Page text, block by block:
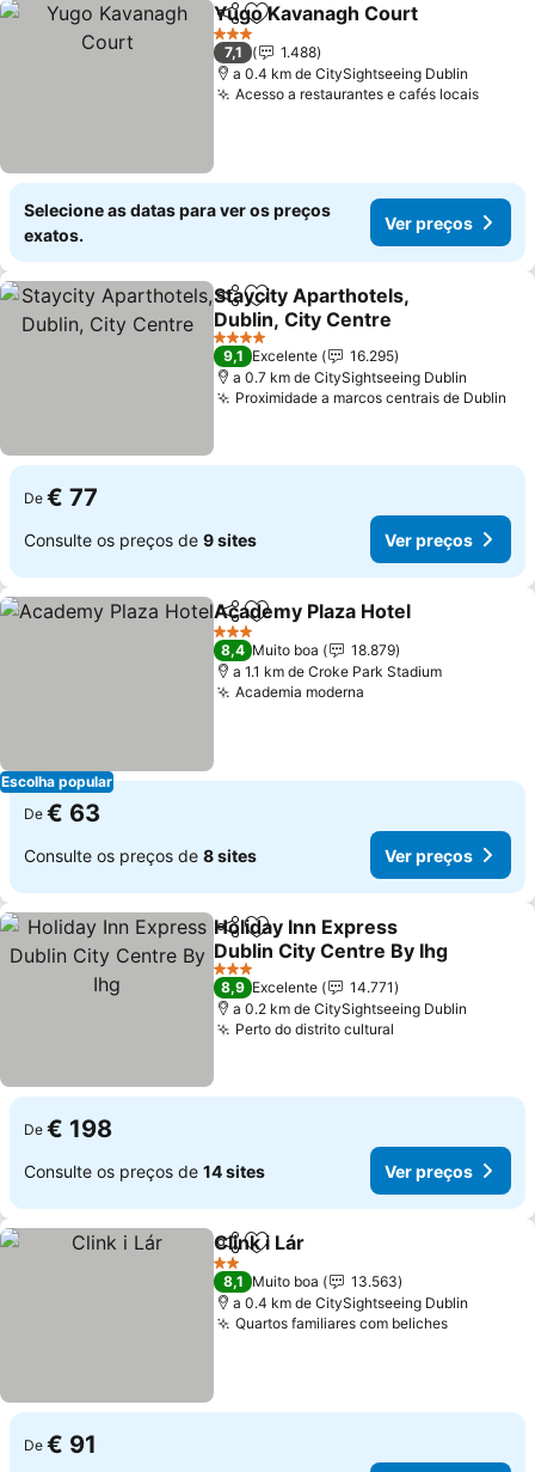
PartilharAdicionar aos favoritos
Yugo Kavanagh Court
3 Estrelas
7,1
1.488
a 0.4 km de CitySightseeing Dublin
Acesso a restaurantes e cafés locais
Selecione as datas para ver os preços
exatos.
Ver preços
PartilharAdicionar aos favoritos
Staycity Aparthotels,
Dublin, City Centre
4 Estrelas
9,1 Excelente
16.295
a 0.7 km de CitySightseeing Dublin
Proximidade a marcos centrais de Dublin
De € 77
Consulte os preços de 9 sites Ver preços
Escolha popular
PartilharAdicionar aos favoritos
Academy Plaza Hotel
3 Estrelas
8,4 Muito boa
18.879
a 1.1 km de Croke Park Stadium
Academia moderna
De € 63
Consulte os preços de 8 sites Ver preços
PartilharAdicionar aos favoritos
Holiday Inn Express
Dublin City Centre By Ihg
3 Estrelas
8,9 Excelente
14.771
a 0.2 km de CitySightseeing Dublin
Perto do distrito cultural
De € 198
Consulte os preços de 14 sites Ver preços
PartilharAdicionar aos favoritos
Clink i Lár
2 Estrelas
8,1 Muito boa
13.563
a 0.4 km de CitySightseeing Dublin
Quartos familiares com beliches
De € 91